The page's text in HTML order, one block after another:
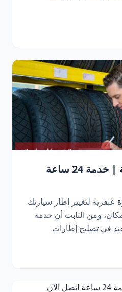
بنشر متنقل الشارقة | خدمة 24 ساعة
لتغيير إطار سيارتك
ومن الثابت أن خدمة
في تصليح إطارات